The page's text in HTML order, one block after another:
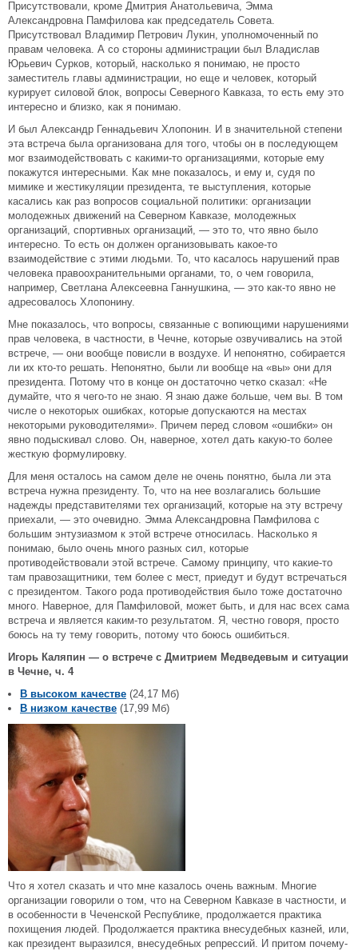
Присутствовали, кроме Дмитрия Анатольевича, Эмма
Александровна Памфилова как председатель Совета.
Присутствовал Владимир Петрович Лукин, уполномоченный по
правам человека. А со стороны администрации был Владислав
Юрьевич Сурков, который, насколько я понимаю, не просто
заместитель главы администрации, но еще и человек, который
курирует силовой блок, вопросы Северного Кавказа, то есть ему это
интересно и близко, как я понимаю.
И был Александр Геннадьевич Хлопонин. И в значительной степени
эта встреча была организована для того, чтобы он в последующем
мог взаимодействовать с какими-то организациями, которые ему
покажутся интересными. Как мне показалось, и ему и, судя по
мимике и жестикуляции президента, те выступления, которые
касались как раз вопросов социальной политики: организации
молодежных движений на Северном Кавказе, молодежных
организаций, спортивных организаций, — это то, что явно было
интересно. То есть он должен организовывать какое-то
взаимодействие с этими людьми. То, что касалось нарушений прав
человека правоохранительными органами, то, о чем говорила,
например, Светлана Алексеевна Ганнушкина, — это как-то явно не
адресовалось Хлопонину.
Мне показалось, что вопросы, связанные с вопиющими нарушениями
прав человека, в частности, в Чечне, которые озвучивались на этой
встрече, — они вообще повисли в воздухе. И непонятно, собирается
ли их кто-то решать. Непонятно, были ли вообще на «вы» они для
президента. Потому что в конце он достаточно четко сказал: «Не
думайте, что я чего-то не знаю. Я знаю даже больше, чем вы. В том
числе о некоторых ошибках, которые допускаются на местах
некоторыми руководителями». Причем перед словом «ошибки» он
явно подыскивал слово. Он, наверное, хотел дать какую-то более
жесткую формулировку.
Для меня осталось на самом деле не очень понятно, была ли эта
встреча нужна президенту. То, что на нее возлагались большие
надежды представителями тех организаций, которые на эту встречу
приехали, — это очевидно. Эмма Александровна Памфилова c
большим энтузиазмом к этой встрече относилась. Насколько я
понимаю, было очень много разных сил, которые
противодействовали этой встрече. Самому принципу, что какие-то
там правозащитники, тем более с мест, приедут и будут встречаться
с президентом. Такого рода противодействия было тоже достаточно
много. Наверное, для Памфиловой, может быть, и для нас всех сама
встреча и является каким-то результатом. Я, честно говоря, просто
боюсь на ту тему говорить, потому что боюсь ошибиться.
Игорь Каляпин — о встрече с Дмитрием Медведевым и ситуации
в Чечне, ч. 4
В высоком качестве (24,17 Мб)
В низком качестве (17,99 Мб)
Что я хотел сказать и что мне казалось очень важным. Многие
организации говорили о том, что на Северном Кавказе в частности, и
в особенности в Чеченской Республике, продолжается практика
похищения людей. Продолжается практика внесудебных казней, или,
как президент выразился, внесудебных репрессий. И притом почему-